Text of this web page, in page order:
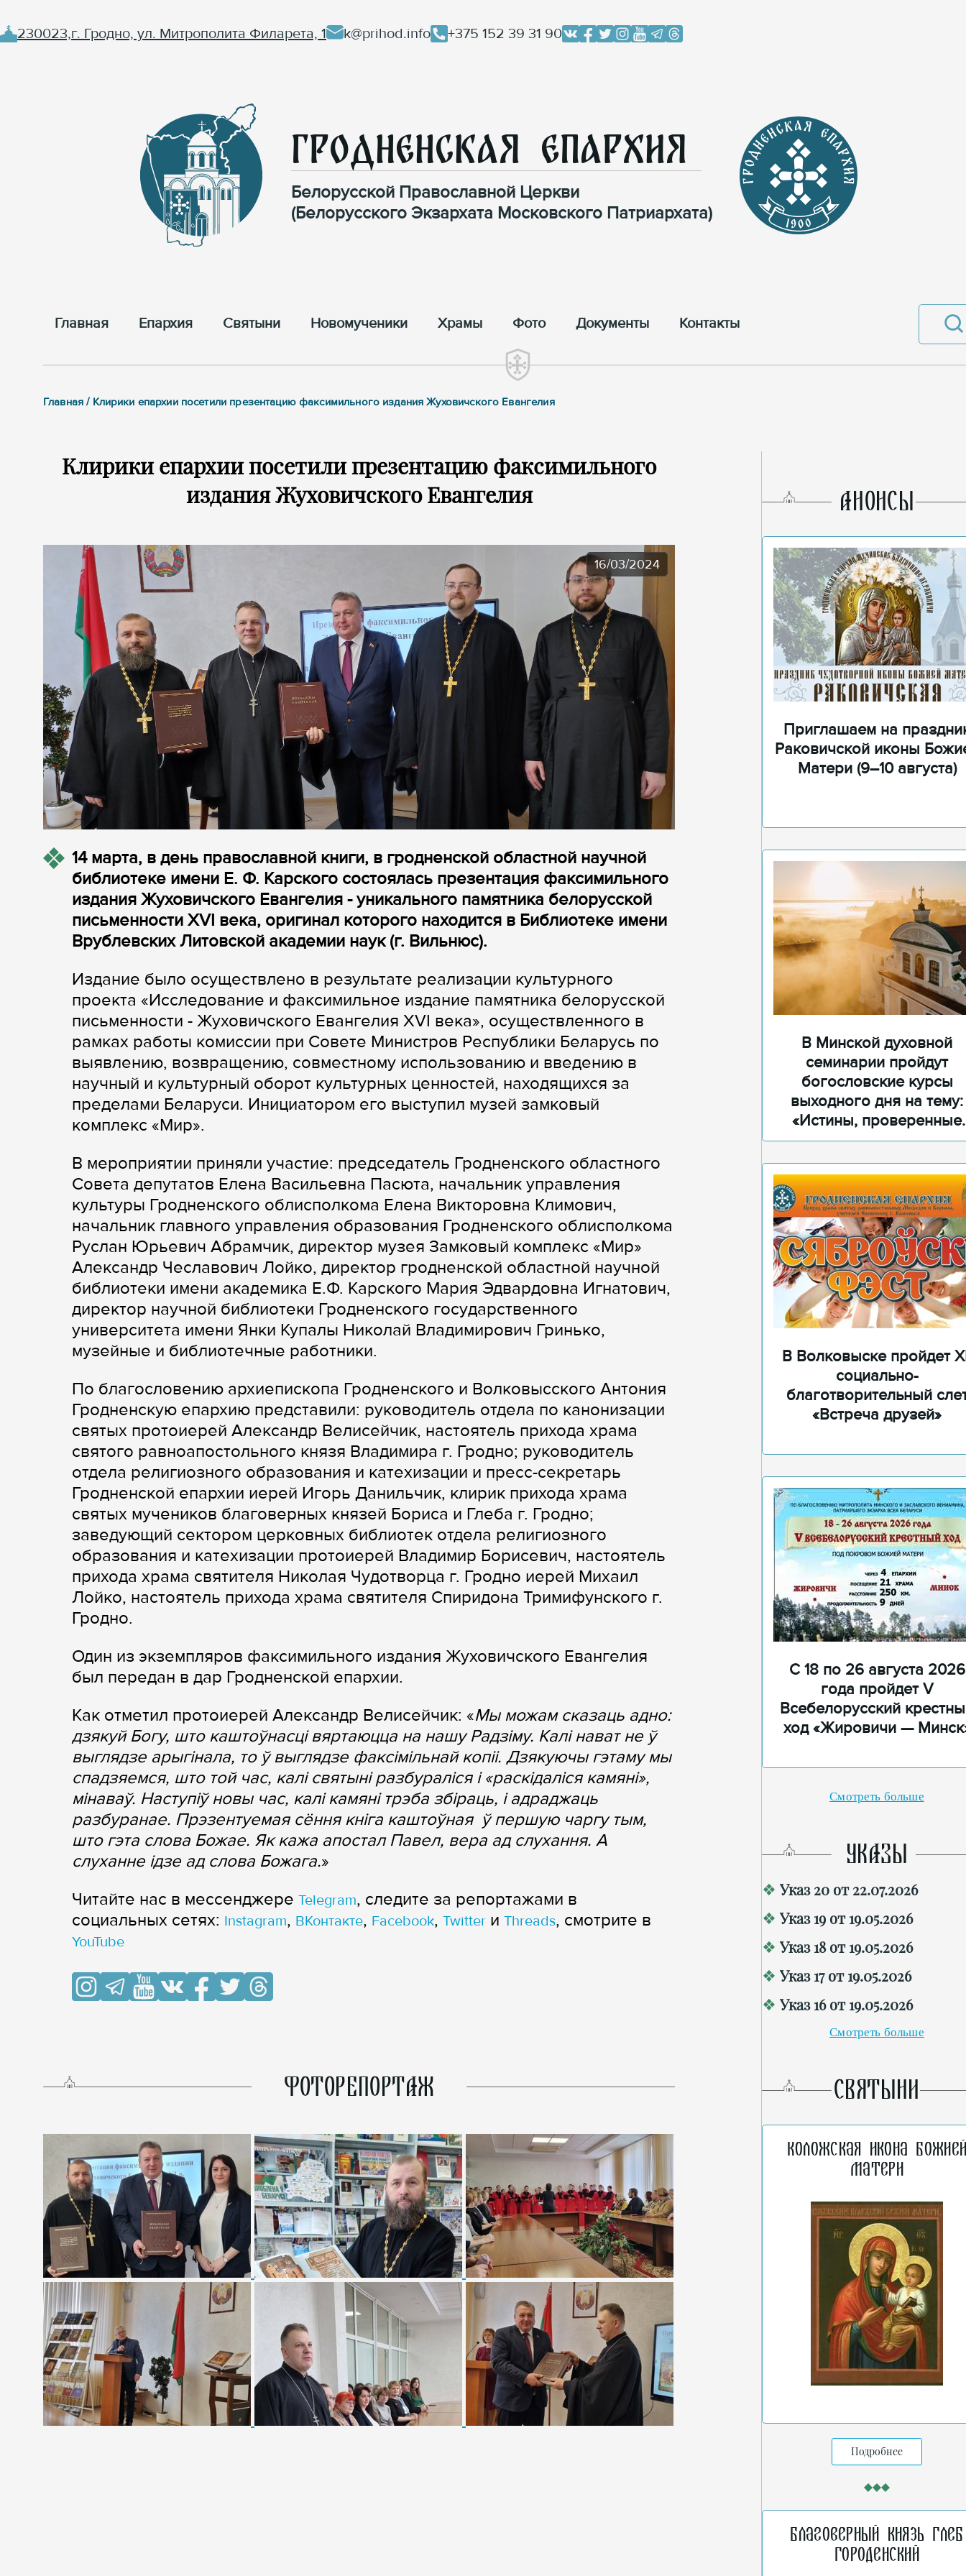
230023,г. Гродно, ул. Митрополита Филарета, 1 k@prihod.info +375 152 39 31 90
Гродненская Епархия
Белорусской Православной Церкви
(Белорусского Экзархата Московского Патриархата)
Главная Епархия Cвятыни Новомученики Храмы Фото Документы Контакты
Главная / Клирики епархии посетили презентацию факсимильного издания Жуховичского Евангелия
Клирики епархии посетили презентацию факсимильного
издания Жуховичского Евангелия
16/03/2024
14 марта, в день православной книги, в гродненской областной научной
библиотеке имени Е. Ф. Карского состоялась презентация факсимильного
издания Жуховичского Евангелия - уникального памятника белорусской
письменности XVI века, оригинал которого находится в Библиотеке имени
Врублевских Литовской академии наук (г. Вильнюс).
Издание было осуществлено в результате реализации культурного
проекта «Исследование и факсимильное издание памятника белорусской
письменности - Жуховичского Евангелия XVI века», осуществленного в
рамках работы комиссии при Совете Министров Республики Беларусь по
выявлению, возвращению, совместному использованию и введению в
научный и культурный оборот культурных ценностей, находящихся за
пределами Беларуси. Инициатором его выступил музей замковый
комплекс «Мир».
В мероприятии приняли участие: председатель Гродненского областного
Совета депутатов Елена Васильевна Пасюта, начальник управления
культуры Гродненского облисполкома Елена Викторовна Климович,
начальник главного управления образования Гродненского облисполкома
Руслан Юрьевич Абрамчик, директор музея Замковый комплекс «Мир»
Александр Чеславович Лойко, директор гродненской областной научной
библиотеки имени академика Е.Ф. Карского Мария Эдвардовна Игнатович,
директор научной библиотеки Гродненского государственного
университета имени Янки Купалы Николай Владимирович Гринько,
музейные и библиотечные работники.
По благословению архиепископа Гродненского и Волковысского Антония
Гродненскую епархию представили: руководитель отдела по канонизации
святых протоиерей Александр Велисейчик, настоятель прихода храма
святого равноапостольного князя Владимира г. Гродно; руководитель
отдела религиозного образования и катехизации и пресс-секретарь
Гродненской епархии иерей Игорь Данильчик, клирик прихода храма
святых мучеников благоверных князей Бориса и Глеба г. Гродно;
заведующий сектором церковных библиотек отдела религиозного
образования и катехизации протоиерей Владимир Борисевич, настоятель
прихода храма святителя Николая Чудотворца г. Гродно иерей Михаил
Лойко, настоятель прихода храма святителя Спиридона Тримифунского г.
Гродно.
Один из экземпляров факсимильного издания Жуховичского Евангелия
был передан в дар Гродненской епархии.
Как отметил протоиерей Александр Велисейчик: «Мы можам сказаць адно:
дзякуй Богу, што каштоўнасці вяртаюцца на нашу Радзіму. Калі нават не ў
выглядзе арыгінала, то ў выглядзе факсімільнай копіі. Дзякуючы гэтаму мы
спадзяемся, што той час, калі святыні разбураліся і «раскідаліся камяні»,
мінаваў. Наступіў новы час, калі камяні трэба збіраць, і адраджаць
разбуранае. Прэзентуемая сёння кніга каштоўная ў першую чаргу тым,
што гэта слова Божае. Як кажа апостал Павел, вера ад слухання. А
слуханне ідзе ад слова Божага.»
Читайте нас в мессенджере Telegram, следите за репортажами в
cоциальных сетях: Instagram, ВКонтакте, Facebook, Twitter и Threads, смотрите в
YouTube
ФОТОРЕПОРТАЖ
AНОНСЫ
Приглашаем на
Раковичской иконы
Матери (9–10 августа)
В Минской духовной
семинарии пройдут
богословские курсы
выходного дня на тему:
«Истины, проверенные
временем»
В Волковыске пройдет
социально-
благотворительный
«Встреча друзей»
С 18 по 26 августа 2026
года пройдет V
Всебелорусский
ход «Жировичи —
Смотреть больше
УКАЗЫ
Указ 20 от 22.07.2026
Указ 19 от 19.05.2026
Указ 18 от 19.05.2026
Указ 17 от 19.05.2026
Указ 16 от 19.05.2026
Смотреть больше
СВЯТЫНИ
Коложская икона
Матери
Подробнее
Благоверный князь Глеб
Городенский